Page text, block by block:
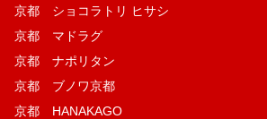
京都 ショコラトリ ヒサシ
京都 マドラグ
京都 ナポリタン
京都 ブノワ京都
京都 HANAKAGO